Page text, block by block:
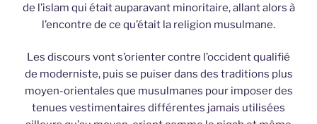
de l’islam qui était auparavant minoritaire, allant alors à
l’encontre de ce qu’était la religion musulmane.
Les discours vont s’orienter contre l’occident qualifié
de moderniste, puis se puiser dans des traditions plus
moyen-orientales que musulmanes pour imposer des
tenues vestimentaires différentes jamais utilisées